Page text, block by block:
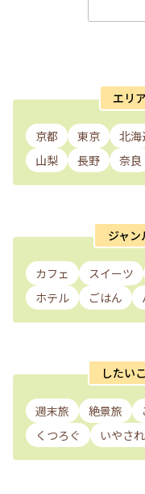
エリ
京都 東京 北海
山梨
長野 奈良
ジャ
カフェ スイーツ
ホテル
ごはん
したい
週末旅 絶景旅
くつろぐ
いやさ